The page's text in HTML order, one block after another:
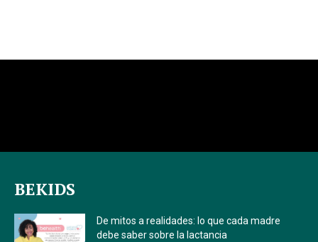
BEKIDS
De mitos a realidades: lo que cada madre
debe saber sobre la lactancia